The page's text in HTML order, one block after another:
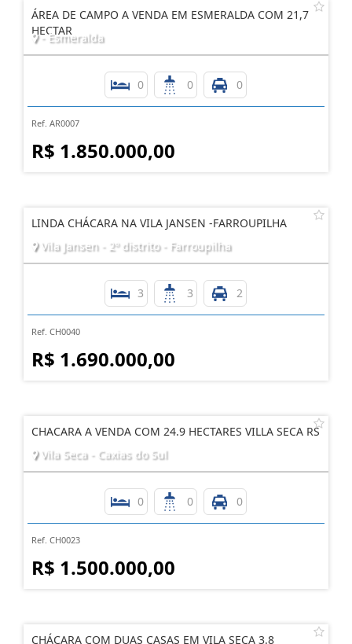
ÁREA DE CAMPO A VENDA EM ESMERALDA COM 21,7
HECTAR
- Esmeralda
0 0 0
Ref. AR0007
R$ 1.850.000,00
LINDA CHÁCARA NA VILA JANSEN -FARROUPILHA
Vila Jansen - 2º distrito - Farroupilha
3 3 2
Ref. CH0040
R$ 1.690.000,00
CHACARA A VENDA COM 24.9 HECTARES VILLA SECA RS
Vila Seca - Caxias do Sul
0 0 0
Ref. CH0023
R$ 1.500.000,00
CHÁCARA COM DUAS CASAS EM VILA SECA 3.8